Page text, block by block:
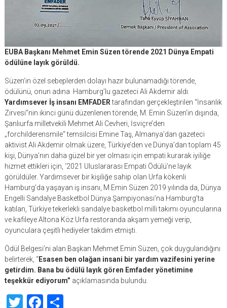
EUBA Başkanı Mehmet Emin Süzen törende 2021 Dünya Empati
ödülüne layık görüldü.
Süzen’in özel sebeplerden dolayı hazır bulunamadığı törende,
ödülünü, onun adına Hamburg’lu gazeteci Ali Akdemir aldı.
Yardımsever İş insanı EMFADERtarafından gerçekleştirilen “İnsanlık
Zirvesi”nin ikinci günü düzenlenen törende, M. Emin Süzen’in dışında,
Şanlıurfa milletvekili Mehmet Ali Cevheri, İsviçre’den
„forchilderensmile“ temsilcisi Emine Taş, Almanya’dan gazeteci
aktivist Ali Akdemir olmak üzere, Türkiye’den ve Dünya’dan toplam 45
kişi, Dünya’nın daha güzel bir yer olması için empati kurarak iyiliğe
hizmet ettikleri için, ‘2021 Uluslararası Empati Ödülü’ne layık
görüldüler. Yardımsever bir kişiliğe sahip olan Urfa kökenli
Hamburg’da yaşayan iş insanı, M.Emin Süzen 2019 yılında da, Dünya
Engelli Sandalye Basketbol Dünya Şampiyonası’na Hamburg’ta
katılan, Türkiye tekerlekli sandalye basketbol milli takımı oyuncularına
ve kafileye Altona Köz Urfa restoranda akşam yemeği verip,
oyunculara çeşitli hediyeler takdim etmişti.
Ödül Belgesi’ni alan Başkan Mehmet Emin Süzen, çok duygulandığını
belirterek, “Esasen ben olağan insani bir yardım vazifesini yerine
getirdim. Bana bu ödülü layık gören Emfader yönetimine
teşekkür ediyorum” açıklamasında bulundu.
TwitterFacebook
Share